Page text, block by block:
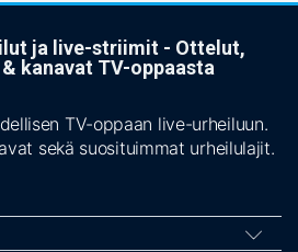
ja live-striimit - Ottelut,
kanavat TV-oppaasta
TV-oppaan live-urheiluun.
sekä suosituimmat urheilulajit.